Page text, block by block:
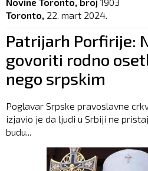
Toronto, 22. mart 2024.
Patrijarh Porfirije:
govoriti rodno
nego srpskim
Poglavar Srpske pravoslavne
izjavio je da ljudi u Srbiji ne
budu...